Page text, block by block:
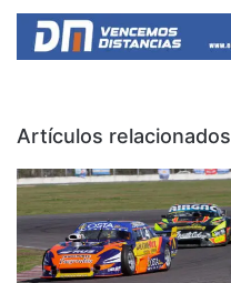
Artículos relacionados